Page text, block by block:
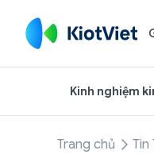
Kinh nghiệm
Trang chủ Tin